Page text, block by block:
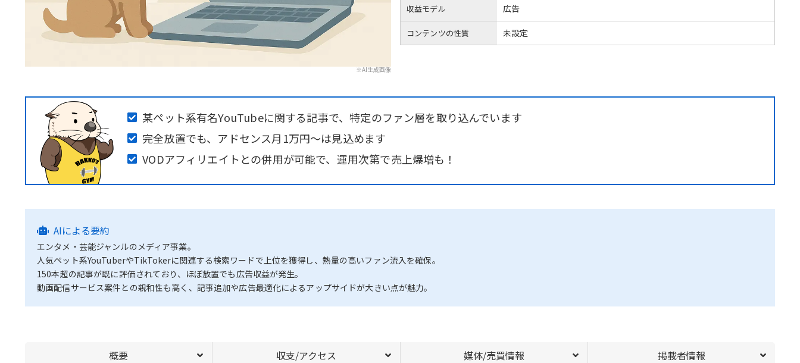
※AI生成画像
収益モデル 広告
コンテンツの性質 未設定
某ペット系有名YouTubeに関する記事で、特定のファン層を取り込んでいます
完全放置でも、アドセンス月1万円〜は見込めます
VODアフィリエイトとの併用が可能で、運用次第で売上爆増も！
AIによる要約
エンタメ・芸能ジャンルのメディア事業。
人気ペット系YouTuberやTikTokerに関連する検索ワードで上位を獲得し、熱量の高いファン流入を確保。
150本超の記事が既に評価されており、ほぼ放置でも広告収益が発生。
動画配信サービス案件との親和性も高く、記事追加や広告最適化によるアップサイドが大きい点が魅力。
概要 収支/アクセス 媒体/売買情報 掲載者情報